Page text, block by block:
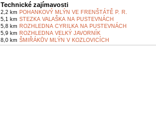
Technické zajímavosti
2,2 km POHANKOVÝ MLÝN VE FRENŠTÁTĚ P. R.
5,1 km STEZKA VALAŠKA NA PUSTEVNÁCH
5,8 km ROZHLEDNA CYRILKA NA PUSTEVNÁCH
5,9 km ROZHLEDNA VELKÝ JAVORNÍK
8,0 km ŠMIŘÁKŮV MLÝN V KOZLOVICÍCH